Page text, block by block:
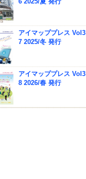
アイマッププレス Vol3
7 2025/冬 発行
アイマッププレス Vol3
8 2026/春 発行